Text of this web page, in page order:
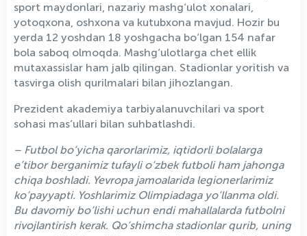
sport maydonlari, nazariy mashg‘ulot xonalari,
yotoqxona, oshxona va kutubxona mavjud. Hozir bu
yerda 12 yoshdan 18 yoshgacha bo‘lgan 154 nafar
bola saboq olmoqda. Mashg‘ulotlarga chet ellik
mutaxassislar ham jalb qilingan. Stadionlar yoritish va
tasvirga olish qurilmalari bilan jihozlangan.
Prezident akademiya tarbiyalanuvchilari va sport
sohasi mas’ullari bilan suhbatlashdi.
– Futbol bo‘yicha qarorlarimiz, iqtidorli bolalarga
e’tibor berganimiz tufayli o‘zbek futboli ham jahonga
chiqa boshladi. Yevropa jamoalarida legionerlarimiz
ko‘payyapti. Yoshlarimiz Olimpiadaga yo‘llanma oldi.
Bu davomiy bo‘lishi uchun endi mahallalarda futbolni
rivojlantirish kerak. Qo‘shimcha stadionlar qurib, uning